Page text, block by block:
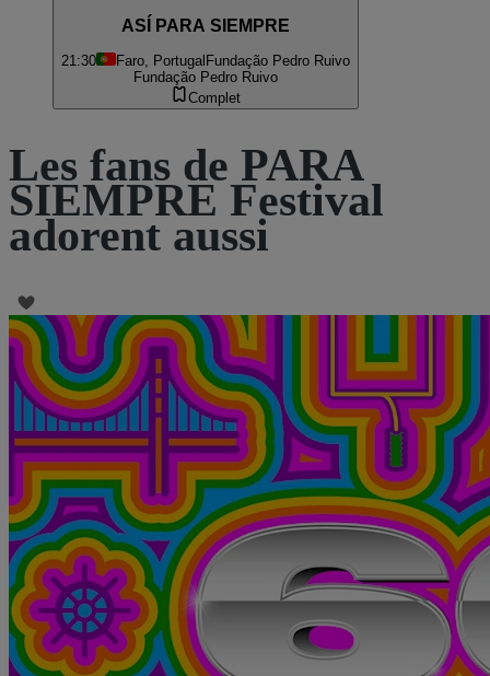
ASÍ PARA SIEMPRE
21:30 Faro, Portugal Fundação Pedro Ruivo
Fundação Pedro Ruivo
Complet
Les fans de PARA
SIEMPRE Festival
adorent aussi